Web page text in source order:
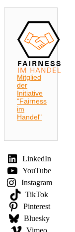
Mitglied
der
Initiative
"Fairness
im
Handel"
LinkedIn
YouTube
Instagram
TikTok
Pinterest
Bluesky